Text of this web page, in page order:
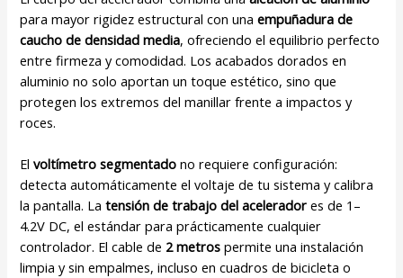
para mayor rigidez estructural con unaempuñadura de
caucho de densidad media, ofreciendo el equilibrio perfecto
entre firmeza y comodidad. Los acabados dorados en
aluminio no solo aportan un toque estético, sino que
protegen los extremos del manillar frente a impactos y
roces.
Elvoltímetro segmentado no requiere configuración:
detecta automáticamente el voltaje de tu sistema y calibra
la pantalla. Latensión de trabajo del acelerador es de 1–
4.2V DC, el estándar para prácticamente cualquier
controlador. El cable de 2 metros permite una instalación
limpia y sin empalmes, incluso en cuadros de bicicleta o